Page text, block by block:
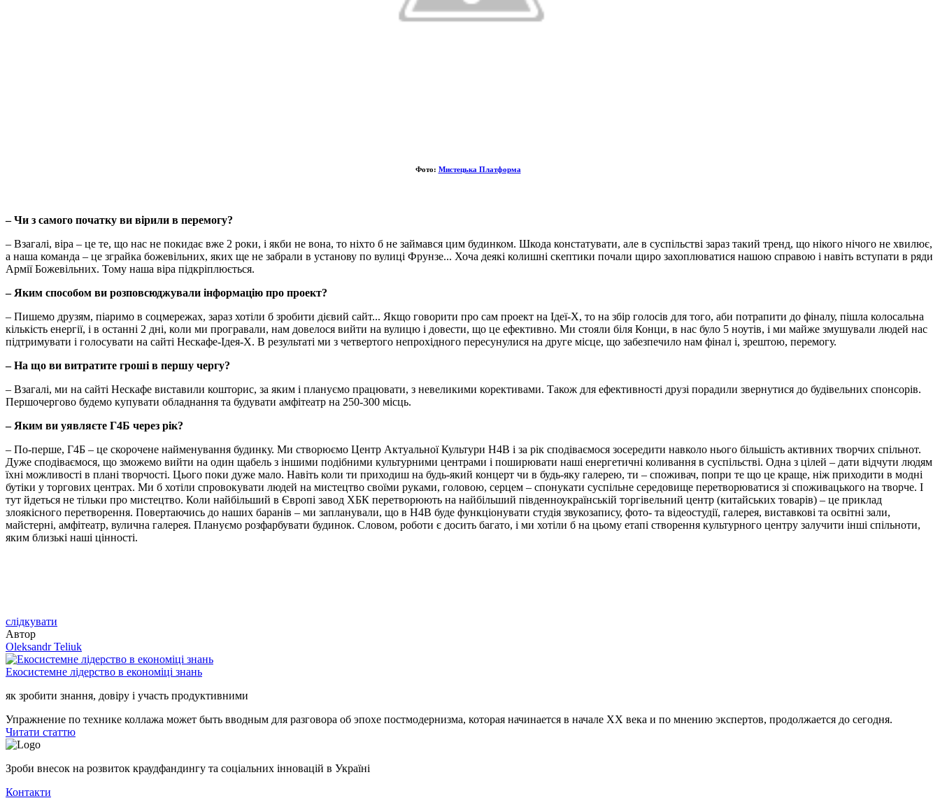
Фото: Мистецька Платформа
– Чи з самого початку ви вірили в перемогу?
– Взагалі, віра – це те, що нас не покидає вже 2 роки, і якби не вона, то ніхто б не займався цим будинком. Шкода констатувати, але в суспільстві зараз такий тренд, що нікого нічого не хвилює,
а наша команда – це зграйка божевільних, яких ще не забрали в установу по вулиці Фрунзе... Хоча деякі колишні скептики почали щиро захоплюватися нашою справою і навіть вступати в ряди
Армії Божевільних. Тому наша віра підкріплюється.
– Яким способом ви розповсюджували інформацію про проект?
– Пишемо друзям, піаримо в соцмережах, зараз хотіли б зробити дієвий сайт... Якщо говорити про сам проект на Ідеї-Х, то на збір голосів для того, аби потрапити до фіналу, пішла колосальна
кількість енергії, і в останні 2 дні, коли ми програвали, нам довелося вийти на вулицю і довести, що це ефективно. Ми стояли біля Конци, в нас було 5 ноутів, і ми майже змушували людей нас
підтримувати і голосувати на сайті Нескафе-Ідея-Х. В результаті ми з четвертого непрохідного пересунулися на друге місце, що забезпечило нам фінал і, зрештою, перемогу.
– На що ви витратите гроші в першу чергу?
– Взагалі, ми на сайті Нескафе виставили кошторис, за яким і плануємо працювати, з невеликими корективами. Також для ефективності друзі порадили звернутися до будівельних спонсорів.
Першочергово будемо купувати обладнання та будувати амфітеатр на 250-300 місць.
– Яким ви уявляєте Г4Б через рік?
– По-перше, Г4Б – це скорочене найменування будинку. Ми створюємо Центр Актуальної Культури Н4В і за рік сподіваємося зосередити навколо нього більшість активних творчих спільнот.
Дуже сподіваємося, що зможемо вийти на один щабель з іншими подібними культурними центрами і поширювати наші енергетичні коливання в суспільстві. Одна з цілей – дати відчути людям
їхні можливості в плані творчості. Цього поки дуже мало. Навіть коли ти приходиш на будь-який концерт чи в будь-яку галерею, ти – споживач, попри те що це краще, ніж приходити в модні
бутіки у торгових центрах. Ми б хотіли спровокувати людей на мистецтво своїми руками, головою, серцем – спонукати суспільне середовище перетворюватися зі споживацького на творче. І
тут йдеться не тільки про мистецтво. Коли найбільший в Європі завод ХБК перетворюють на найбільший південноукраїнській торгівельний центр (китайських товарів) – це приклад
злоякісного перетворення. Повертаючись до наших баранів – ми запланували, що в Н4В буде функціонувати студія звукозапису, фото- та відеостудії, галерея, виставкові та освітні зали,
майстерні, амфітеатр, вулична галерея. Плануємо розфарбувати будинок. Словом, роботи є досить багато, і ми хотіли б на цьому етапі створення культурного центру залучити інші спільноти,
яким близькі наші цінності.
слідкувати
Автор
Oleksandr Teliuk
Екосистемне лідерство в економіці знань
як зробити знання, довіру і участь продуктивними
Упражнение по технике коллажа может быть вводным для разговора об эпохе постмодернизма, которая начинается в начале XX века и по мнению экспертов, продолжается до сегодня.
Читати статтю
Зроби внесок на розвиток краудфандингу та соціальних інновацій в Україні
Контакти